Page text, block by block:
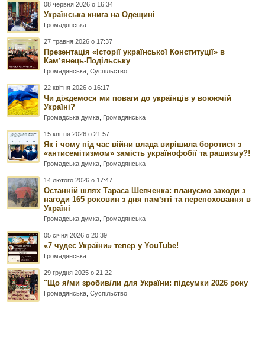
08 червня 2026 о 16:34
Українська книга на Одещині
Громадянська
27 травня 2026 о 17:37
Презентація «Історії української Конституції» в
Камʼянець-Подільську
Громадянська ,Суспільство
22 квітня 2026 о 16:17
Чи діждемося ми поваги до українців у воюючій
Україні?
Громадська думка Громадянська
15 квітня 2026 о 21:57
Як і чому під час війни влада вирішила боротися з
«антисемітизмом» замість українофобії та рашизму?!
Громадська думка Громадянська
14 лютого 2026 о 17:47
Останній шлях Тараса Шевченка: плануємо заходи з
нагоди 165 роковин з дня памʼяті та перепоховання в
Україні
Громадська думка Громадянська
05 січня 2026 о 20:39
«7 чудес України» тепер у YouTube!
Громадянська
29 грудня 2025 о 21:22
"Що я/ми зробив/ли для України: підсумки 2026 року
Громадянська ,Суспільство